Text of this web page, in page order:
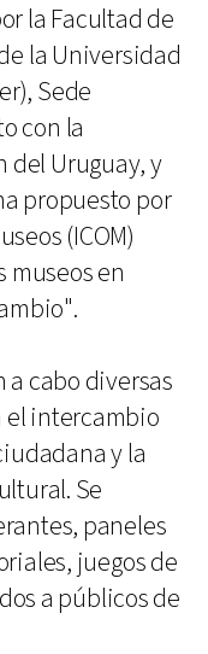
la Facultad de
la Universidad
Sede
con la
del Uruguay, y
propuesto por
(ICOM)
museos en
cabo diversas
intercambio
y la
Se
paneles
juegos de
a públicos de